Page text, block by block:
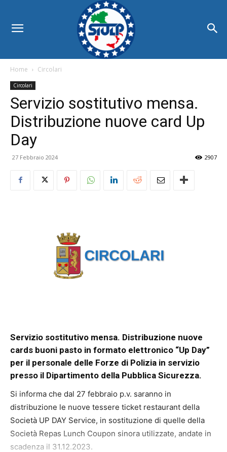
Home Circolari
Circolari
Servizio sostitutivo mensa.
Distribuzione nuove card Up
Day
27 Febbraio 2024 2907
Servizio sostitutivo mensa. Distribuzione nuove
cards buoni pasto in formato elettronico “Up Day”
per il personale delle Forze di Polizia in servizio
presso il Dipartimento della Pubblica Sicurezza.
Si informa che dal 27 febbraio p.v. saranno in
distribuzione le nuove tessere ticket restaurant della
Società UP DAY Service, in sostituzione di quelle della
Società Repas Lunch Coupon sinora utilizzate, andate in
scadenza il 31.12.2023.